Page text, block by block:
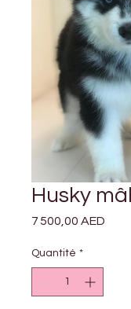
Husky
7 500,00 AED
Quantité *